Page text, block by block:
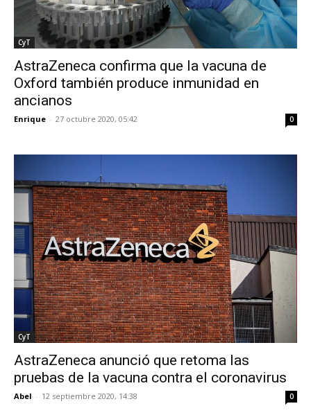
CyT
AstraZeneca confirma que la vacuna de
Oxford también produce inmunidad en
ancianos
Enrique - 27 octubre 2020, 05:42 0
CyT
AstraZeneca anunció que retoma las
pruebas de la vacuna contra el coronavirus
Abel - 12 septiembre 2020, 14:38 0